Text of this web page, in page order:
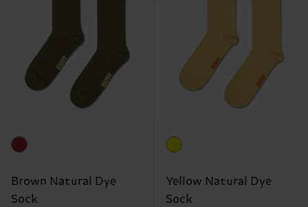
Brown Natural Dye
Sock
Yellow Natural Dye
Sock